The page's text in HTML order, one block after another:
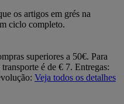
os artigos em grés na
ciclo completo.
superiores a 50€. Para
é de € 7. Entregas:
Veja todos os detalhes